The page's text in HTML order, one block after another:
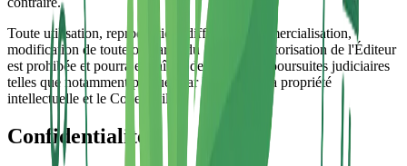
Toute utilisation, reproduction, diffusion, commercialisation,
modification de toute ou partie du Site, sans autorisation de l'Éditeur
est prohibée et pourra entraînée des actions et poursuites judiciaires
telles que notamment prévues par le Code de la propriété
intellectuelle et le Code civil.
Confidentialité